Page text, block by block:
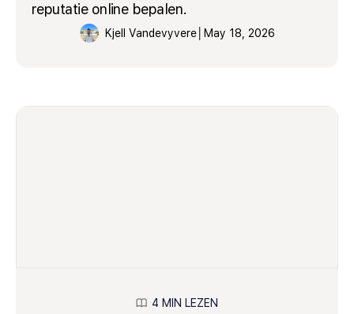
reputatie online bepalen.
Kjell Vandevyvere│ May 18, 2026
4 MIN LEZEN